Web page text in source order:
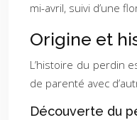
mi-avril, suivi d’une
Origine et
L’histoire du perdin
de parenté avec
Découverte du